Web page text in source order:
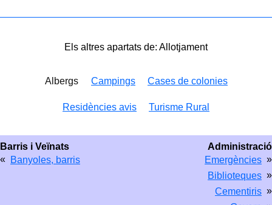
Els altres apartats de: Allotjament
Albergs Campings Cases de colonies
Residències avis Turisme Rural
Administració
Emergències »
Biblioteques »
Cementiris »
Barris i Veïnats
« Banyoles, barris